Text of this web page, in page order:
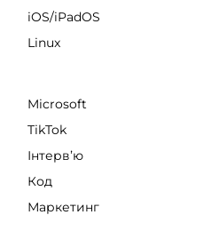
iOS/iPadOS
Linux
Microsoft
TikTok
Інтервʼю
Код
Маркетинг